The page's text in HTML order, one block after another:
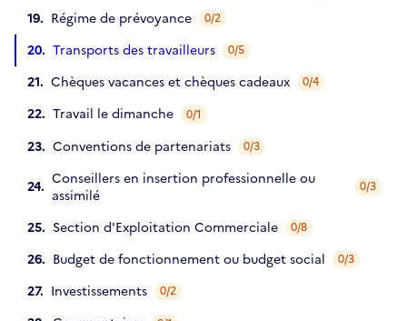
Régime de prévoyance 0/2
Transports des travailleurs 0/5
Chèques vacances et chèques cadeaux 0/4
Travail le dimanche 0/1
Conventions de partenariats 0/3
Conseillers en insertion professionnelle ou
assimilé
0/3
Section d'Exploitation Commerciale 0/8
Budget de fonctionnement ou budget social 0/3
Investissements 0/2